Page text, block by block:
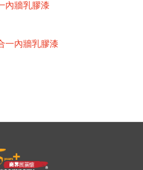
內牆乳膠漆
一內牆乳膠漆